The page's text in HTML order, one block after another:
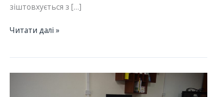
зіштовхується з […]
Мейкерські
Читати далі »